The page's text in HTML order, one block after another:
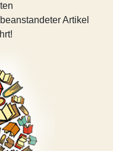
Artikel